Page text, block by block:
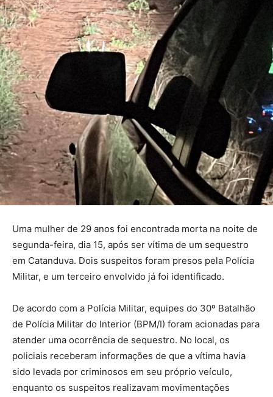
Uma mulher de 29 anos foi encontrada morta na noite de
segunda-feira, dia 15, após ser vítima de um sequestro
em Catanduva. Dois suspeitos foram presos pela Polícia
Militar, e um terceiro envolvido já foi identificado.
De acordo com a Polícia Militar, equipes do 30º Batalhão
de Polícia Militar do Interior (BPM/I) foram acionadas para
atender uma ocorrência de sequestro. No local, os
policiais receberam informações de que a vítima havia
sido levada por criminosos em seu próprio veículo,
enquanto os suspeitos realizavam movimentações